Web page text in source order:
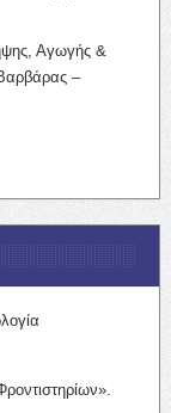
Αγωγής &
–